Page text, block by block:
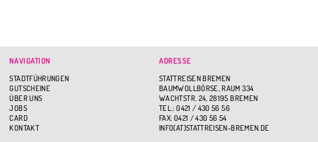
NAVIGATION
STADTFÜHRUNGEN
GUTSCHEINE
ÜBER UNS
JOBS
CARD
KONTAKT
ADRESSE
STATTREISEN BREMEN
BAUMWOLLBÖRSE, RAUM 334
WACHTSTR. 24, 28195 BREMEN
TEL.: 0421 / 430 56 56
FAX: 0421 / 430 56 54
INFO(AT)STATTREISEN-BREMEN.DE